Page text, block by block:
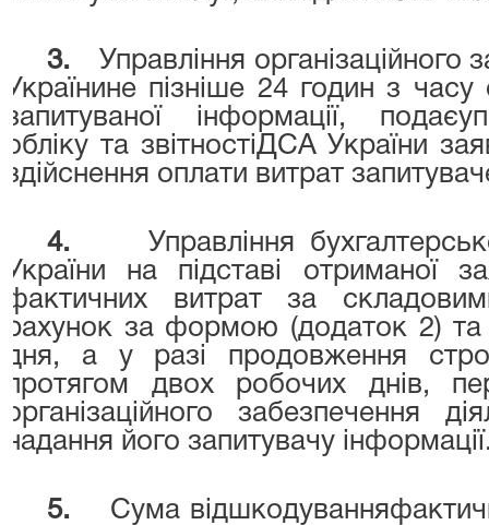
3.
Управління організаційного
Українине пізніше 24 годин з
запитуваної інформації,
обліку та звітностіДСА України
здійснення оплати витрат
4.
Управління
України на підставі отриманої
фактичних витрат за
рахунок за формою (додаток 2)
дня, а у разі продовження
протягом двох робочих днів,
організаційного забезпечення
надання його запитувачу
5.
Сума